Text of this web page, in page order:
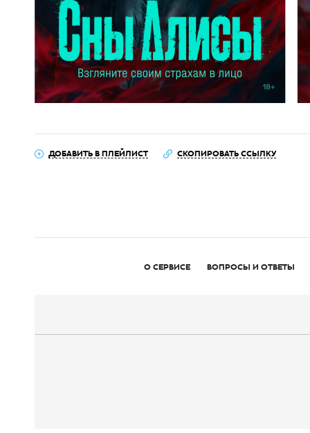
ДОБАВИТЬ В ПЛЕЙЛИСТ СКОПИРОВАТЬ ССЫЛКУ
О СЕРВИСЕ ВОПРОСЫ И ОТВЕТЫ